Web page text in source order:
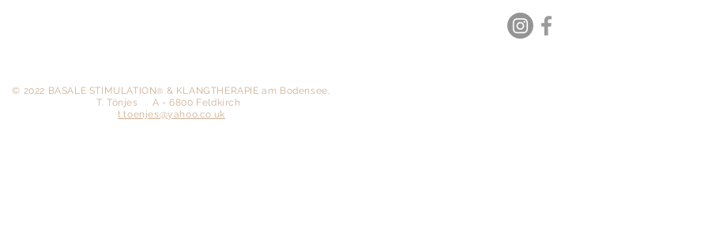
​© 2022 BASALE STIMULATION® & KLANGTHERAPIE am Bodensee,
T. Tönjes A - 6800 Feldkirch
t.toenjes@yahoo.co.uk